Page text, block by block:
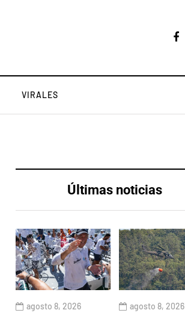
VIRALES
Últimas noticias
agosto 8, 2026 agosto 8, 2026